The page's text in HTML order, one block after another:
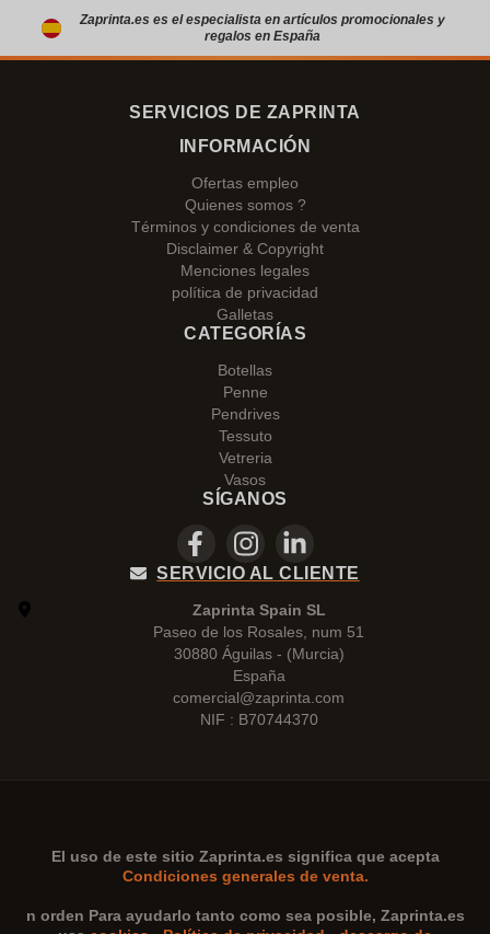
Zaprinta.es es el especialista en artículos promocionales y
regalos en España
SERVICIOS DE ZAPRINTA
INFORMACIÓN
Ofertas empleo
Quienes somos ?
Términos y condiciones de venta
Disclaimer & Copyright
Menciones legales
política de privacidad
Galletas
CATEGORÍAS
Botellas
Penne
Pendrives
Tessuto
Vetreria
Vasos
SÍGANOS
SERVICIO AL CLIENTE
Zaprinta Spain SL
Paseo de los Rosales, num 51
30880 Águilas - (Murcia)
España
comercial@zaprinta.com
NIF : B70744370
El uso de este sitio Zaprinta.es significa que acepta
Condiciones generales de venta.
n orden Para ayudarlo tanto como sea posible, Zaprinta.es